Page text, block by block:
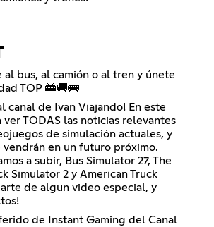
al bus, al camión o al tren y únete
TOP 🚋🚚🚌
canal de Ivan Viajando! En este
ver TODAS las noticias relevantes
de simulación actuales, y
vendrán en un futuro próximo.
a subir, Bus Simulator 27, The
Simulator 2 y American Truck
de algun video especial, y
de Instant Gaming del Canal